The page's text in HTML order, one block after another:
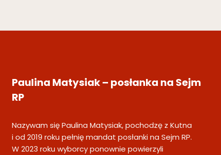
Paulina Matysiak – posłanka na Sejm
RP
Nazywam się Paulina Matysiak, pochodzę z Kutna
i od 2019 roku pełnię mandat posłanki na Sejm RP.
W 2023 roku wyborcy ponownie powierzyli